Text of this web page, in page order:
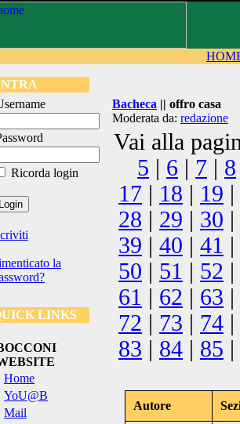
Ricorda login
la
LINKS
Home
YoU@B
Mail
Bacheca || offro casa
Moderata da: redazione
Vai alla
5 | 6 | 7 | 8
17 | 18 | 19 |
28 | 29 | 30 |
39 | 40 | 41 |
50 | 51 | 52 |
61 | 62 | 63 |
72 | 73 | 74 |
83 | 84 | 85 |
Autore